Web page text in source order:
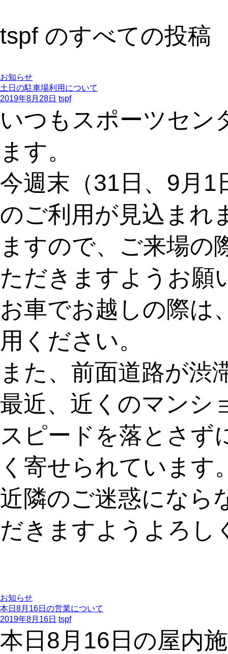
tspf のすべての投稿
お知らせ
土日の駐車場利用について
2019年8月28日 tspf
いつもスポーツセン
ます。
今週末（31日、9月
のご利用が見込まれ
ますので、ご来場の
ただきますようお願
お車でお越しの際は
用ください。
また、前面道路が渋
最近、近くのマンシ
スピードを落とさず
く寄せられています
近隣のご迷惑になら
だきますようよろし
お知らせ
本日8月16日の営業について
2019年8月16日 tspf
本日8月16日の屋内